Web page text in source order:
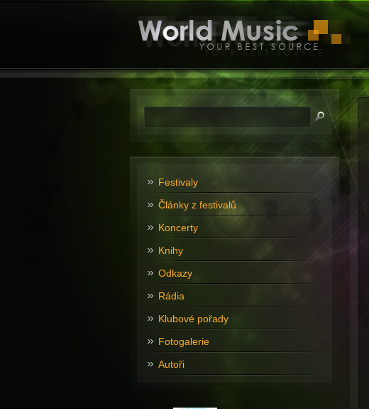
Festivaly
Články z festivalů
Koncerty
Knihy
Odkazy
Rádia
Klubové pořady
Fotogalerie
Autoři